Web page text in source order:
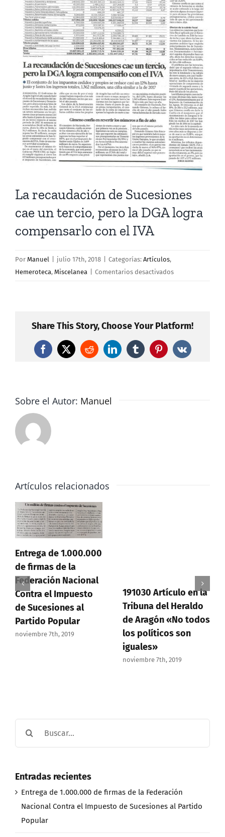
más
grande
La recaudación de Sucesiones
cae un tercio, pero la DGA logra
compensarlo con el IVA
Por Manuel julio 17th, 2018 Categorías: Artículos,
Hemeroteca, Miscelanea Comentarios desactivadosen
Sucesiones
un
tercio,
Share This Story, Choose Your Platform!
Facebook
X RedditLinkedInTumblrPinterest
Vk
Sobre el Autor: Manuel
Artículos relacionados
Entrega de 1.000.000
de firmas de la
Federación Nacional
Contra el Impuesto
de Sucesiones al
Partido Popular
noviembre 7th, 2019
191030 Artículo en la
Tribuna del Heraldo
de Aragón «No todos
los políticos son
iguales»
noviembre 7th, 2019
Entradas recientes
Entrega de 1.000.000 de firmas de la Federación
Nacional Contra el Impuesto de Sucesiones al Partido
Popular